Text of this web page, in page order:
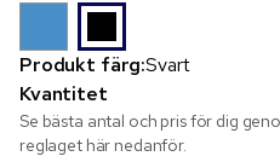
Produkt färg:Svart
Kvantitet
Se bästa antal och pris för dig
reglaget här nedanför.